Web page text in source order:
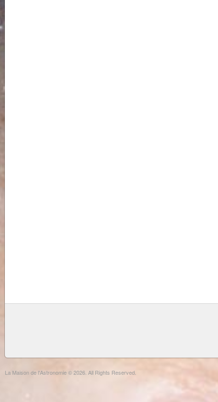
La Maison de l'Astronomie © 2026. All Rights Reserved.